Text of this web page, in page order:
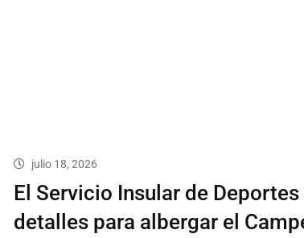
julio 18, 2026
El Servicio Insular de
detalles para albergar el